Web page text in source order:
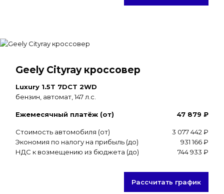
Geely Cityray кроссовер
Luxury 1.5T 7DCT 2WD
бензин, автомат, 147 л.с.
Ежемесячный платёж (от) 47 879 ₽
Стоимость автомобиля (от)
3 077 442 ₽
Экономия по налогу на прибыль (до)
931 166 ₽
НДС к возмещению из бюджета (до)
744 933 ₽
Рассчитать график